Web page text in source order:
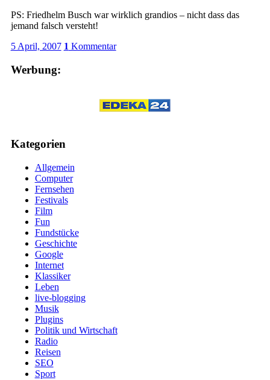
PS: Friedhelm Busch war wirklich grandios – nicht dass das
jemand falsch versteht!
5 April, 2007 1 Kommentar
Werbung:
Kategorien
Allgemein
Computer
Fernsehen
Festivals
Film
Fun
Fundstücke
Geschichte
Google
Internet
Klassiker
Leben
live-blogging
Musik
Plugins
Politik und Wirtschaft
Radio
Reisen
SEO
Sport